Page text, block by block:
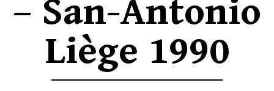
– San-Antonio
Liège 1990